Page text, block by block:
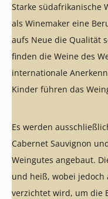
Starke südafrikanische
als Winemaker eine
aufs Neue die Qualität
finden die Weine des
internationale
Kinder führen das
Es werden
Cabernet Sauvignon
Weingutes angebaut.
und heiß, wobei jedoch
verzichtet wird, um die